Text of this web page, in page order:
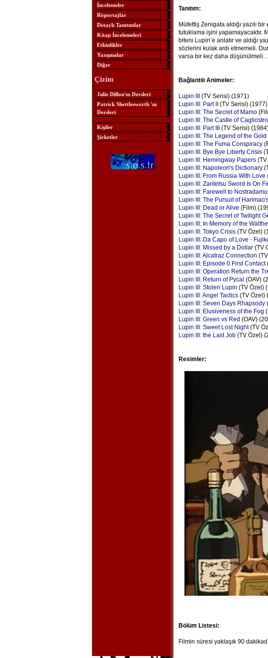
İncelemeler
Röportajlar
Detaylı Tanıtımlar
Kitap İncelemeleri
Etkinlikler
Yazışmalar
Diğer
Çizim
Julie Dillon'ın Dersleri
Patrick Shettlesworth 'ın
Dersleri
Kişiler
Şirketler
Tanıtım:
Müfettiş Zenigata aldığı yazılı
tutuklama işini yapamayacaktır.
biteni Lupin’e anlatır ve aldığı
sözlerini kulak ardı etmemeli.
varsa bir kez daha düşünülmeli…
Bağlantılı Animeler:
Lupin III
(TV Serisi) (1971)
Lupin III: Part II
(TV Serisi) (1977)
Lupin III: The Secret of Mamo
Lupin III: The Castle of Cagliostro
Lupin III: Part III
(TV Serisi)
Lupin III: The Legend of the
Lupin III: The Fuma Conspiracy
Lupin III: Bye Bye Liberty Crisis
Lupin III: Hemingway Papers(TV
Lupin III: Napoleon's Dictionary
Lupin III: From Russia With Love
Lupin III: Zantetsu Sword Is On
Lupin III: Farewell to
Lupin III: The Pursuit of
Lupin III: Dead or Alive (Film)
Lupin III: The Secret of Twilight
Lupin III: In Memory of the
Lupin III: Tokyo Crisis(TV Özel)
Lupin III: Da Capo of Love -
Lupin III: Missed by a Dollar(TV
Lupin III: Alcatraz Connection
Lupin III: Episode 0 First Contact
Lupin III: Operation Return the
Lupin III: Return of Pycal (OAV)
Lupin III: Stolen Lupin (TV Özel)
Lupin III: Angel Tactics(TV Özel)
Lupin III: Seven Days Rhapsody
Lupin III: Elusiveness of the Fog
Lupin III: Green vs Red (OAV)
Lupin III: Sweet Lost Night(TV
Lupin III: the Last Job(TV Özel)
Resimler:
Bölüm Listesi:
Filmin süresi yaklaşık 90